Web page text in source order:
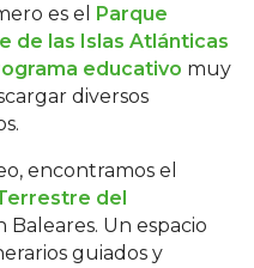
es el Parque
de las Islas Atlánticas
educativo muy
diversos
encontramos el
del
Baleares. Un espacio
guiados y